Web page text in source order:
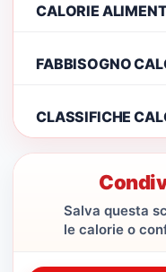
CALORIE
FABBISOGNO
CLASSIFICHE
Salva questa
le calorie o